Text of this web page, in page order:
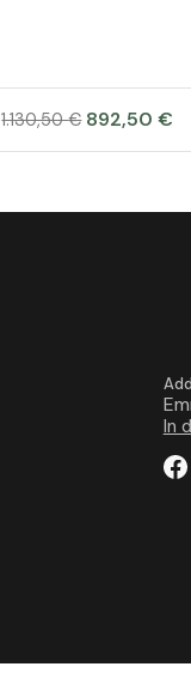
1.130,50€ 892,50€
In